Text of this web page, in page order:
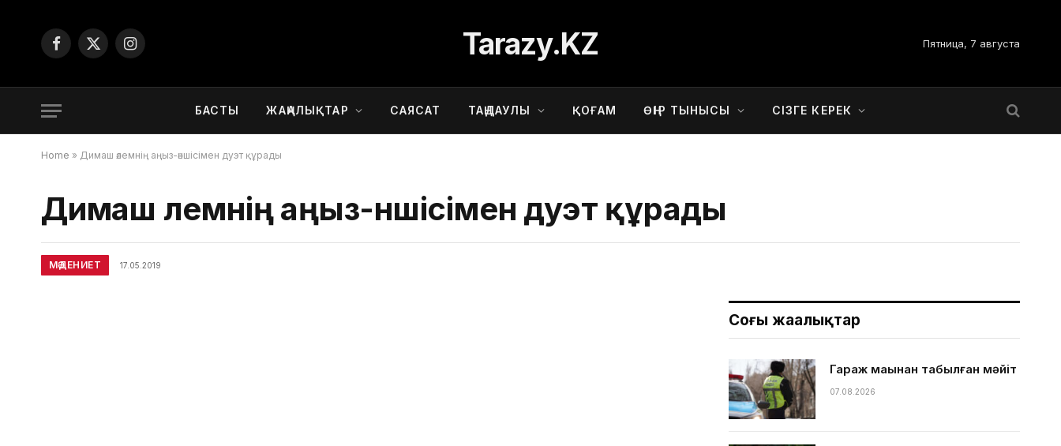
Facebook
X
Instagram Tarazy.KZ Пятница, 7 августа
БАСТЫ ЖАҢАЛЫҚТАР САЯСАТ ТАҢДАУЛЫ ҚОҒАМ ӨҢІР ТЫНЫСЫ СІЗГЕ КЕРЕК
Home » Димаш әлемнің аңыз-әншісімен дуэт құрады
Димаш әлемнің аңыз-әншісімен дуэт құрады
МӘДЕНИЕТ 17.05.2019
Соңғы жаңалықтар
Гараж маңынан табылған мәйіт
07.08.2026